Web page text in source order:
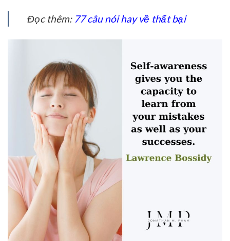
Đọc thêm: 77 câu nói hay về thất bại